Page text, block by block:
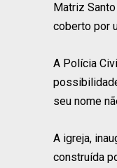
Matriz
coberto por
A Polícia
seu nome
A igreja,
construída